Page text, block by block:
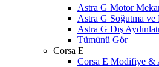
Astra G Motor
Astra G Soğutma ve
Astra G Dış
Tümünü Gör
Corsa E
Corsa E Modifiye &